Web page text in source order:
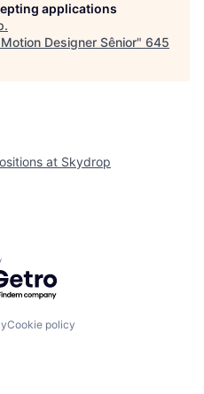
applications
.
Motion Designer Sênior" 645
at Skydrop
by Getro.com
Cookie policy